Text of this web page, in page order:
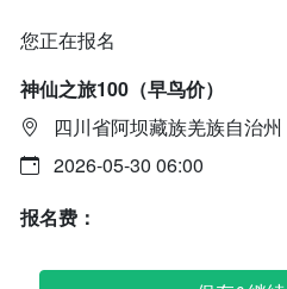
您正在报名
神仙之旅100（早鸟价）
四川省阿坝藏族羌族自治州
2026-05-30 06:00
报名费：